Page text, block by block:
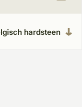
hardsteen